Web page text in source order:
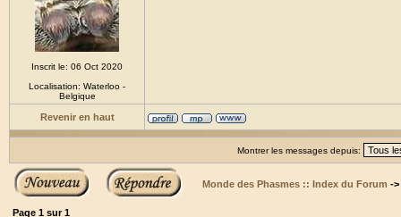
Inscrit le: 06 Oct 2020
Localisation: Waterloo -
Belgique
Revenir en haut
Montrer les messages depuis:
Monde des Phasmes :: Index du Forum ->
Page 1 sur1